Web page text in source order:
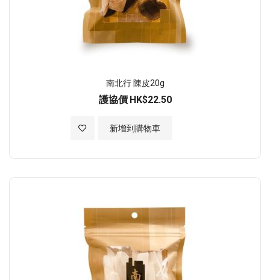
南北行 陳皮20g
護協價 HK$22.50
新增到購物車
加入至願望清單